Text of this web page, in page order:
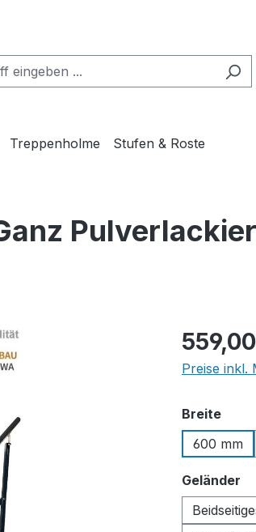
Treppenholme Stufen & Roste
Regulärer
Preise inkl.
Breite
600 mm
Geländer